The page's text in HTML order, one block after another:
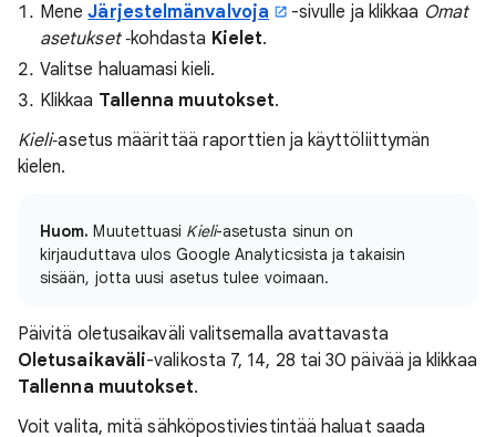
MeneJärjestelmänvalvoja -sivulle ja klikkaa Omat
asetukset‑kohdasta Kielet.
Valitse haluamasi kieli.
Klikkaa Tallenna muutokset.
Kieli‑asetus määrittää raporttien ja käyttöliittymän
kielen.
Huom. Muutettuasi Kieli-asetusta sinun on
kirjauduttava ulos Google Analyticsista ja takaisin
sisään, jotta uusi asetus tulee voimaan.
Päivitä oletusaikaväli valitsemalla avattavasta
Oletusaikaväli-valikosta 7, 14, 28 tai 30 päivää ja klikkaa
Tallenna muutokset.
Voit valita, mitä sähköpostiviestintää haluat saada